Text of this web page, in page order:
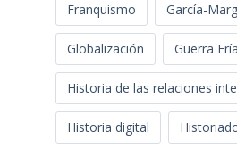
Franquismo García-
Globalización Guerra Fría
Historia de las relaciones
Historia digital